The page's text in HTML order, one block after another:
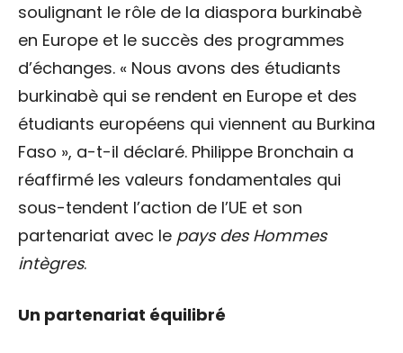
soulignant le rôle de la diaspora burkinabè
en Europe et le succès des programmes
d’échanges. « Nous avons des étudiants
burkinabè qui se rendent en Europe et des
étudiants européens qui viennent au Burkina
Faso », a-t-il déclaré. Philippe Bronchain a
réaffirmé les valeurs fondamentales qui
sous-tendent l’action de l’UE et son
partenariat avec le pays des Hommes
intègres.
Un partenariat équilibré